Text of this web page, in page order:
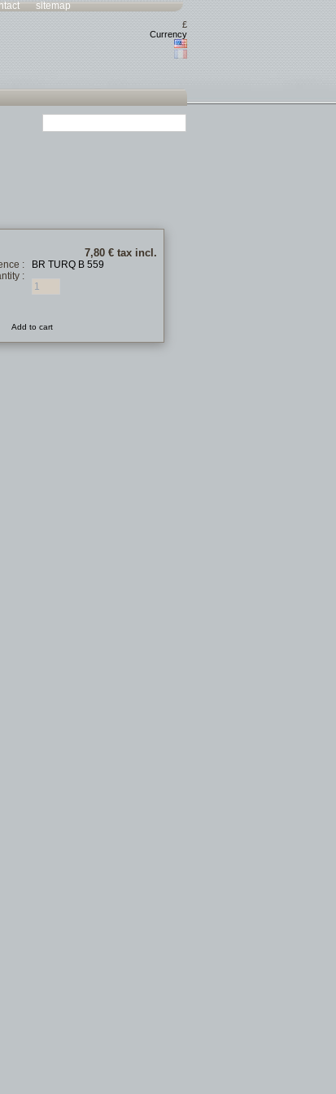
sitemap
£
Currency
7,80 €tax incl.
:
BR TURQ B 559
: